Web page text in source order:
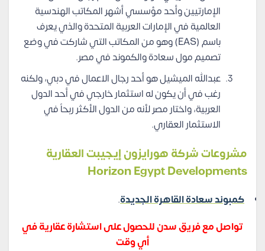
الإمارتيين وأحد مؤسسي أشهر المكاتب الهندسية
العالمية في الإمارات العربية المتحدة والذي يعرف
باسم (EAS) وهو من المكاتب التي شاركت في وضع
تصميم مول سعادة والكموند في مصر.
عبدالله الميشيل هو أحد رجال الاعمال في دبي، ولكنه
رغب في أن يكون له استثمار خارجي في أحد الدول
العربية، واختار مصر لأنه من الدول الأكثر ربحاً في
الاستثمار العقاري.
مشروعات شركة هورايزون إيجيبت العقارية
Horizon Egypt Developments
كمبوند سعادة القاهرة الجديدة.
تواصل مع فريق سدن للحصول على استشارة عقارية في
أي وقت